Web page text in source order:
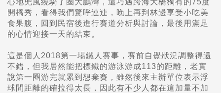
心地兜風繞騎了圈大鵬灣，還巧遇跨海大橋獨有的75度
開橋秀，看得我們驚呼連連，晚上再到林邊享受小吃美
食果腹，回到民宿後進行賽道分析與討論，最後用滿足
的心情迎接一天的結束。
這是個人2018第一場鐵人賽事，賽前自覺狀況調整得還
不錯，但我居然能把標鐵的游泳游成113的距離，老實
說第一圈游完就累到想棄賽，雖然後來主辦單位表示浮
球間距離的確拉得太長，因此有不少人都在這加量不加